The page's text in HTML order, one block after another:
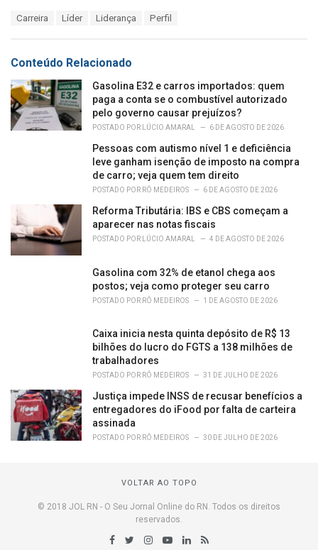
o
r
i
e
s
:
:
Carreira Líder Liderança Perfil
Conteúdo Relacionado
Gasolina E32 e carros importados: quem
paga a conta se o combustível autorizado
pelo governo causar prejuízos?
POSTADO POR LÚCIO AMARAL 6 DE AGOSTO DE 2026
Pessoas com autismo nível 1 e deficiência
leve ganham isenção de imposto na compra
de carro; veja quem tem direito
POSTADO POR RÔ MEDEIROS 6 DE AGOSTO DE 2026
Reforma Tributária: IBS e CBS começam a
aparecer nas notas fiscais
POSTADO POR LÚCIO AMARAL 4 DE AGOSTO DE 2026
Gasolina com 32% de etanol chega aos
postos; veja como proteger seu carro
POSTADO POR RÔ MEDEIROS 1 DE AGOSTO DE 2026
Caixa inicia nesta quinta depósito de R$ 13
bilhões do lucro do FGTS a 138 milhões de
trabalhadores
POSTADO POR RÔ MEDEIROS 31 DE JULHO DE 2026
Justiça impede INSS de recusar benefícios a
entregadores do iFood por falta de carteira
assinada
POSTADO POR RÔ MEDEIROS 30 DE JULHO DE 2026
VOLTAR AO TOPO
© 2018 JOL RN - O Seu Jornal Online do RN. Todos os direitos
reservados.